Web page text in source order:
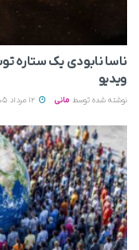
ناسا نابودی یک ستاره
ویدیو
نوشته شده توسط مانی